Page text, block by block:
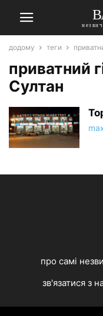
додому теги
приватний
Султан
про самі
зв'язатися з